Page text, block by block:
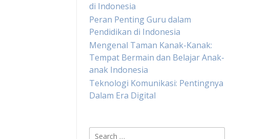
di Indonesia
Peran Penting Guru dalam
Pendidikan di Indonesia
Mengenal Taman Kanak-Kanak:
Tempat Bermain dan Belajar Anak-
anak Indonesia
Teknologi Komunikasi: Pentingnya
Dalam Era Digital
Search